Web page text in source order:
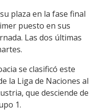
Linkplaza en la fase final
puesto en sus
Las dos últimas
se clasificó este
la Liga de Naciones al
que desciende de
1.